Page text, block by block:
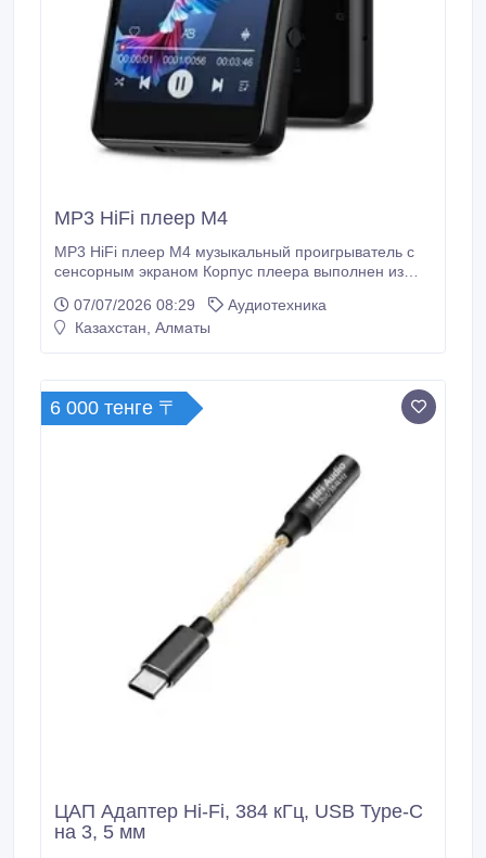
MP3 HiFi плеер M4
MP3 HiFi плеер M4 музыкальный проигрыватель с
сенсорным экраном Корпус плеера выполнен из
с помощью сенсорного экрана. HiFi плеер M4 с
аккумулятор на 300мАч, который позволяет
без проблем воспроизводит как стандартные mp3
файлы, так и кодеки WMA, OGG, ASF, MP3, WMA,
ASF, WAV без потери качества звука.
07/07/2026 08:29
Аудиотехника
Казахстан, Алматы
6 000 тенге 〒
ЦАП Адаптер Hi-Fi, 384 кГц, USB Type-C
на 3, 5 мм